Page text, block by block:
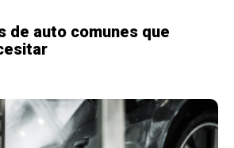
de auto comunes que